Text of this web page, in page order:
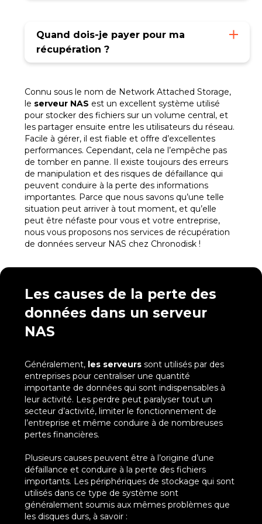
sécurisée ou de vous le retourner. Les frais
de retour sont à la charge du client.
Quand dois-je payer pour ma
récupération ?
n’est pas dû tant que la récupération n’a
pas été effectuée avec succès et que vous
n’avez pas validé la liste des dossiers que
nous vous fournissons. Les frais de retour
sont à la charge du client.
Connu sous le nom de Network Attached Storage,
le serveur NAS est un excellent système utilisé
pour stocker des fichiers sur un volume central, et
les partager ensuite entre les utilisateurs du réseau.
Facile à gérer, il est fiable et offre d’excellentes
performances. Cependant, cela ne l’empêche pas
de tomber en panne. Il existe toujours des erreurs
de manipulation et des risques de défaillance qui
peuvent conduire à la perte des informations
importantes. Parce que nous savons qu’une telle
situation peut arriver à tout moment, et qu’elle
peut être néfaste pour vous et votre entreprise,
nous vous proposons nos services de récupération
de données serveur NAS chez Chronodisk !
Les causes de la perte des
données dans un serveur
NAS
Généralement, les serveurs sont utilisés par des
entreprises pour centraliser une quantité
importante de données qui sont indispensables à
leur activité. Les perdre peut paralyser tout un
secteur d’activité, limiter le fonctionnement de
l’entreprise et même conduire à de nombreuses
pertes financières.
Plusieurs causes peuvent être à l’origine d’une
défaillance et conduire à la perte des fichiers
importants. Les périphériques de stockage qui sont
utilisés dans ce type de système sont
généralement soumis aux mêmes problèmes que
les disques durs, à savoir :